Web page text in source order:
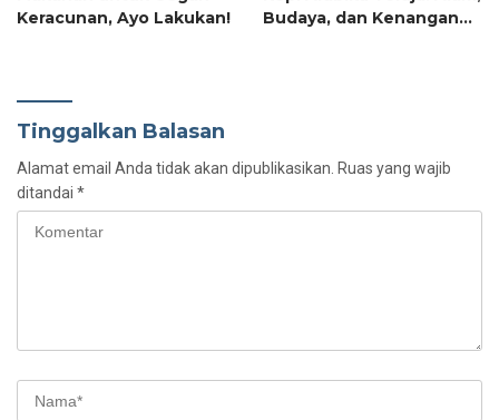
Keracunan, Ayo Lakukan!
Budaya, dan Kenangan
Tinggalkan Balasan
Alamat email Anda tidak akan dipublikasikan. Ruas yang wajib
ditandai *